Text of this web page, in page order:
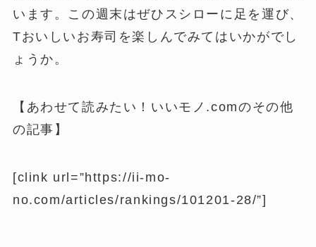
います。この週末はぜひスシローに足を運び、
Tおいしいお寿司を楽しんでみてはいかがでし
ょうか。
【あわせて読みたい！いいモノ.comのその他
の記事】
[clink url=”https://ii-mo-
no.com/articles/rankings/101201-28/”]